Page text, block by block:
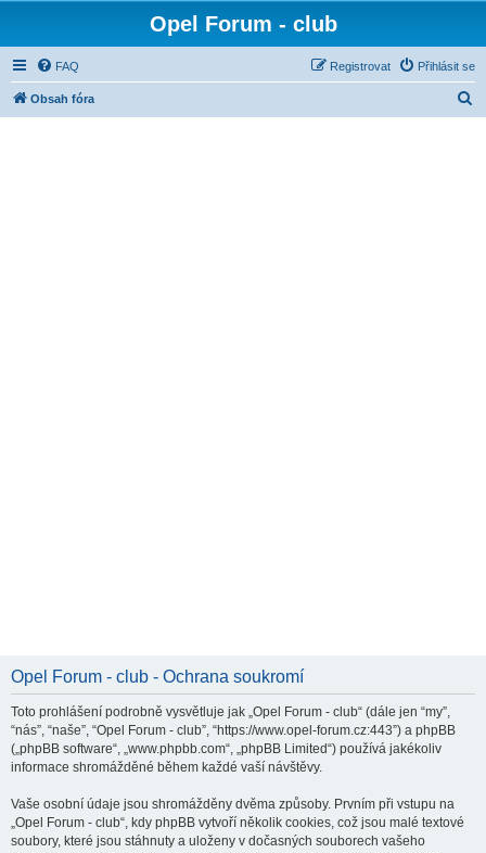
Opel Forum - club
FAQ Přihlásit se
Registrovat
Obsah fóra
Opel Forum - club - Ochrana soukromí
Toto prohlášení podrobně vysvětluje jak „Opel Forum - club“ (dále jen “my”,
“nás”, “naše”, “Opel Forum - club”, “https://www.opel-forum.cz:443”) a phpBB
(„phpBB software“, „www.phpbb.com“, „phpBB Limited“) používá jakékoliv
informace shromážděné během každé vaší návštěvy.
Vaše osobní údaje jsou shromážděny dvěma způsoby. Prvním při vstupu na
„Opel Forum - club“, kdy phpBB vytvoří několik cookies, což jsou malé textové
soubory, které jsou stáhnuty a uloženy v dočasných souborech vašeho